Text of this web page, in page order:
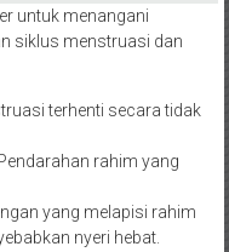
untuk menangani
siklus menstruasi dan
terhenti secara tidak
rahim yang
yang melapisi rahim
nyeri hebat.